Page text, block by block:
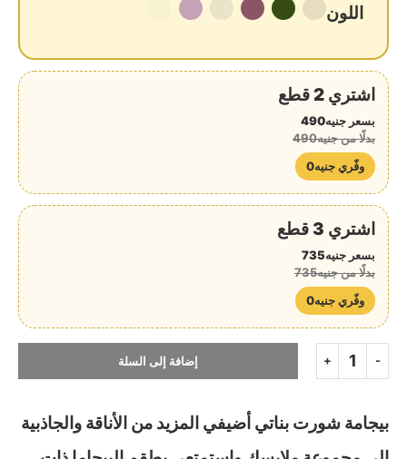
اللون
اشتري 2 قطع
بسعر جنيه490
بدلًا من جنيه490
وفّري جنيه0
اشتري 3 قطع
بسعر جنيه735
بدلًا من جنيه735
وفّري جنيه0
إضافة إلى السلة
بيجامة شورت بناتي أضيفي المزيد من الأناقة والجاذبية